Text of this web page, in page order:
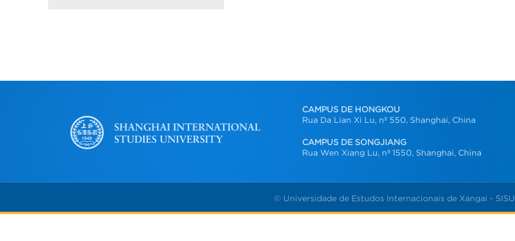
CAMPUS DE HONGKOU
Rua Da Lian Xi Lu, nº 550, Shanghai, China
CAMPUS DE SONGJIANG
Rua Wen Xiang Lu, nº 1550, Shanghai, China
© Universidade de Estudos Internacionais de Xangai - SISU